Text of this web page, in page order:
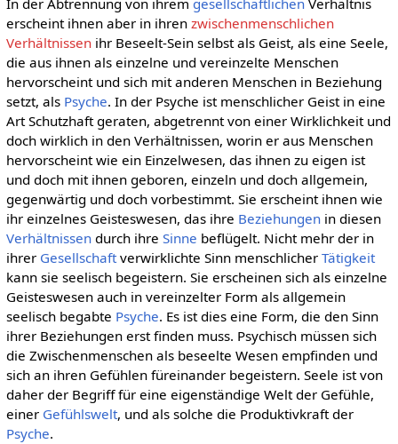
In der Abtrennung von ihrem gesellschaftlichenVerhältnis
erscheint ihnen aber in ihren zwischenmenschlichen
Verhältnissenihr Beseelt-Sein selbst als Geist, als eine Seele,
die aus ihnen als einzelne und vereinzelte Menschen
hervorscheint und sich mit anderen Menschen in Beziehung
setzt, als Psyche. In der Psyche ist menschlicher Geist in eine
Art Schutzhaft geraten, abgetrennt von einer Wirklichkeit und
doch wirklich in den Verhältnissen, worin er aus Menschen
hervorscheint wie ein Einzelwesen, das ihnen zu eigen ist
und doch mit ihnen geboren, einzeln und doch allgemein,
gegenwärtig und doch vorbestimmt. Sie erscheint ihnen wie
ihr einzelnes Geisteswesen, das ihre Beziehungenin diesen
Verhältnissendurch ihre Sinne beflügelt. Nicht mehr der in
ihrer Gesellschaftverwirklichte Sinn menschlicher Tätigkeit
kann sie seelisch begeistern. Sie erscheinen sich als einzelne
Geisteswesen auch in vereinzelter Form als allgemein
seelisch begabte Psyche. Es ist dies eine Form, die den Sinn
ihrer Beziehungen erst finden muss. Psychisch müssen sich
die Zwischenmenschen als beseelte Wesen empfinden und
sich an ihren Gefühlen füreinander begeistern. Seele ist von
daher der Begriff für eine eigenständige Welt der Gefühle,
einer Gefühlswelt, und als solche die Produktivkraft der
Psyche.